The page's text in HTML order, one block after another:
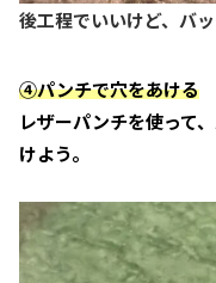
後工程でいいけど、バ
④パンチで穴をあける
レザーパンチを使って
けよう。